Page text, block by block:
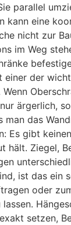
parallel
kann eine
nicht zur
im Weg
einer der
ärgerlich,
man das
Es gibt
hält. Ziegel,
ist das ein
oder
setzen,